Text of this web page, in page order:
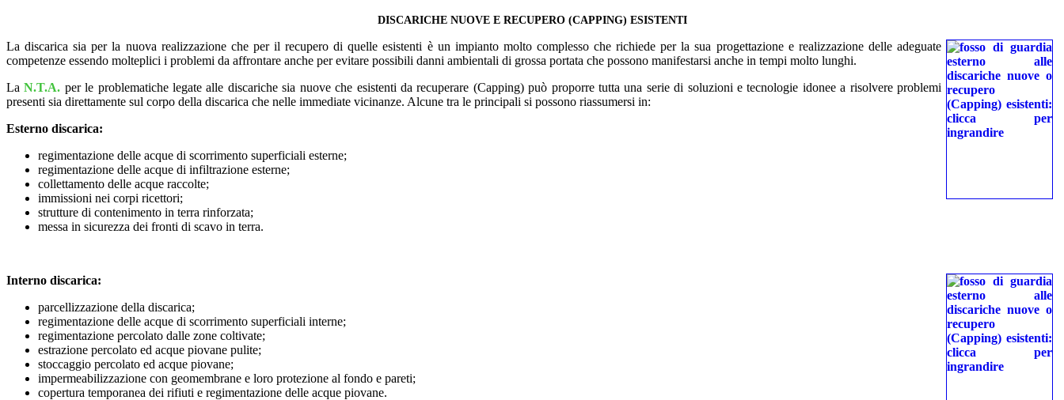
DISCARICHE NUOVE E RECUPERO (CAPPING) ESISTENTI
La discarica sia per la nuova realizzazione che per il recupero di quelle esistenti è un impianto molto complesso che richiede per la sua progettazione e realizzazione delle adeguate
competenze essendo molteplici i problemi da affrontare anche per evitare possibili danni ambientali di grossa portata che possono manifestarsi anche in tempi molto lunghi.
LaN.T.A. per le problematiche legate alle discariche sia nuove che esistenti da recuperare (Capping) può proporre tutta una serie di soluzioni e tecnologie idonee a risolvere problemi
presenti sia direttamente sul corpo della discarica che nelle immediate vicinanze. Alcune tra le principali si possono riassumersi in:
Esterno discarica:
regimentazione delle acque di scorrimento superficiali esterne;
regimentazione delle acque di infiltrazione esterne;
collettamento delle acque raccolte;
immissioni nei corpi ricettori;
strutture di contenimento in terra rinforzata;
messa in sicurezza dei fronti di scavo in terra.
Interno discarica:
parcellizzazione della discarica;
regimentazione delle acque di scorrimento superficiali interne;
regimentazione percolato dalle zone coltivate;
estrazione percolato ed acque piovane pulite;
stoccaggio percolato ed acque piovane;
impermeabilizzazione con geomembrane e loro protezione al fondo e pareti;
copertura temporanea dei rifiuti e regimentazione delle acque piovane.